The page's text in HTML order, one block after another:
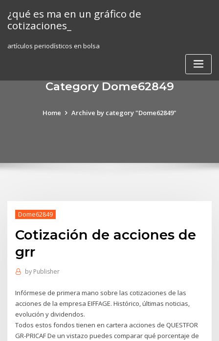
content
¿qué es ma en un gráfico de
cotizaciones_
artículos periodísticos en bolsa
Category Dome62849
Home Archive by category "Dome62849"
Dome62849
Cotización de acciones de
grr
by Publisher
Infórmese de primera mano sobre las cotizaciones de las
acciones de la empresa EIFFAGE. Histórico, últimas noticias,
evolución y dividendos.
Todos estos fondos tienen en cartera acciones de QUESTFOR
GR-PRICAF De un vistazo puedes comparar qué porcentaje de